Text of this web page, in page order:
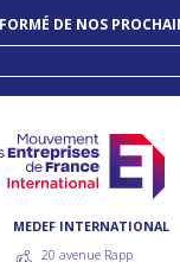
DE NOS
MEDEF INTERNATIONAL
20 avenue Rapp